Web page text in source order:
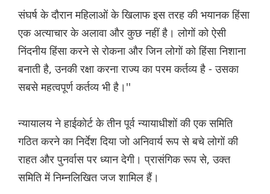
संघर्ष के दौरान महिलाओं के खिलाफ इस तरह की भयानक हिंसा
एक अत्याचार के अलावा और कुछ नहीं है। लोगों को ऐसी
निंदनीय हिंसा करने से रोकना और जिन लोगों को हिंसा निशाना
बनाती है, उनकी रक्षा करना राज्य का परम कर्तव्य है - उसका
सबसे महत्वपूर्ण कर्तव्य भी है।''
न्यायालय ने हाईकोर्ट के तीन पूर्व न्यायाधीशों की एक समिति
गठित करने का निर्देश दिया जो अनिवार्य रूप से बचे लोगों की
राहत और पुनर्वास पर ध्यान देगी। प्रासंगिक रूप से, उक्त
समिति में निम्नलिखित जज शामिल हैं।